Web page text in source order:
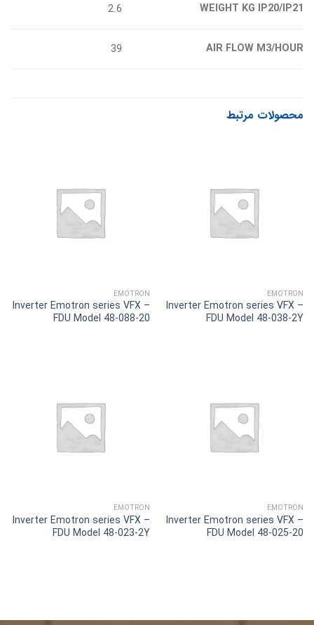
WEIGHT KG IP20/IP21
2.6
AIR FLOW M3/HOUR
39
محصولات مرتبط
EMOTRON
Inverter Emotron series VFX –
FDU Model 48-038-2Y
EMOTRON
Inverter Emotron series VFX –
FDU Model 48-088-20
EMOTRON
Inverter Emotron series VFX –
FDU Model 48-025-20
EMOTRON
Inverter Emotron series VFX –
FDU Model 48-023-2Y